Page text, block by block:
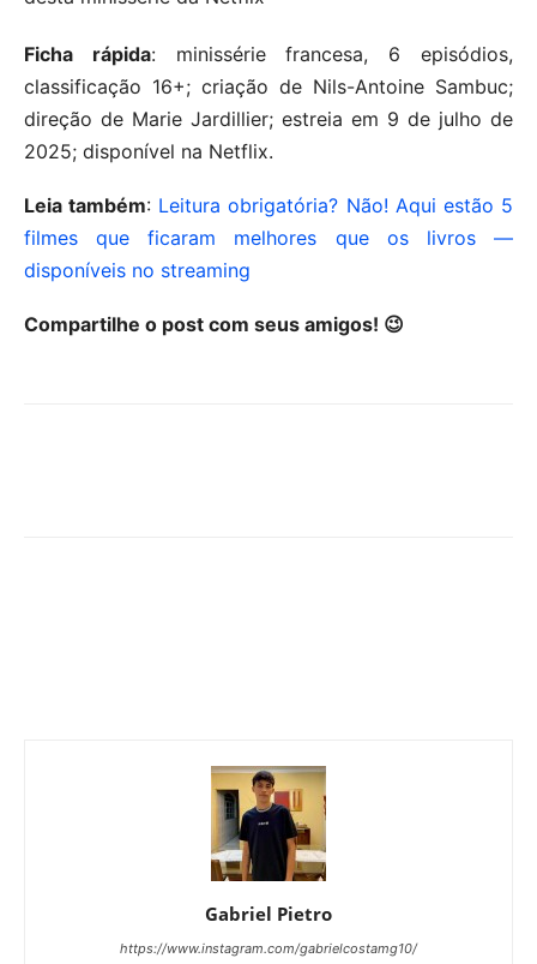
Ficha rápida: minissérie francesa, 6 episódios,
classificação 16+; criação de Nils-Antoine Sambuc;
direção de Marie Jardillier; estreia em 9 de julho de
2025; disponível na Netflix.
Leia também: Leitura obrigatória? Não! Aqui estão 5
filmes que ficaram melhores que os livros —
disponíveis no streaming
Compartilhe o post com seus amigos! 😉
Gabriel Pietro
https://www.instagram.com/gabrielcostamg10/